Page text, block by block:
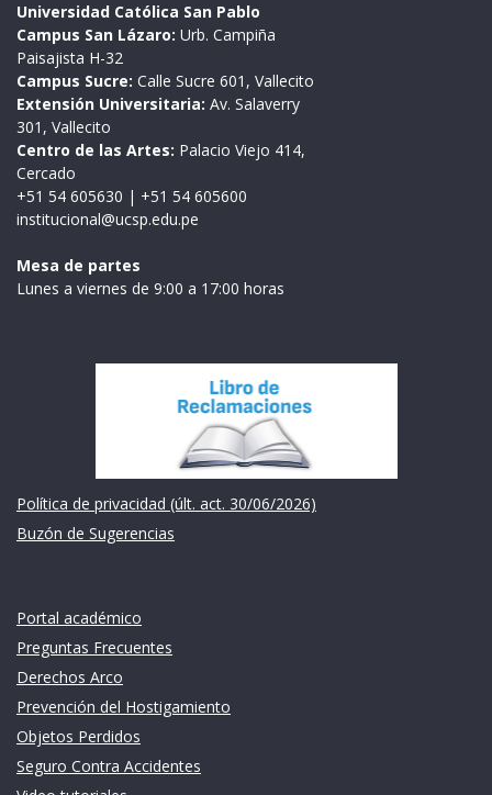
Universidad Católica San Pablo
Campus San Lázaro: Urb. Campiña
Paisajista H-32
Campus Sucre: Calle Sucre 601, Vallecito
Extensión Universitaria: Av. Salaverry
301, Vallecito
Centro de las Artes: Palacio Viejo 414,
Cercado
+51 54 605630 | +51 54 605600
institucional@ucsp.edu.pe
Mesa de partes
Lunes a viernes de 9:00 a 17:00 horas
Política de privacidad (últ. act. 30/06/2026)
Buzón de Sugerencias
Portal académico
Preguntas Frecuentes
Derechos Arco
Prevención del Hostigamiento
Objetos Perdidos
Seguro Contra Accidentes